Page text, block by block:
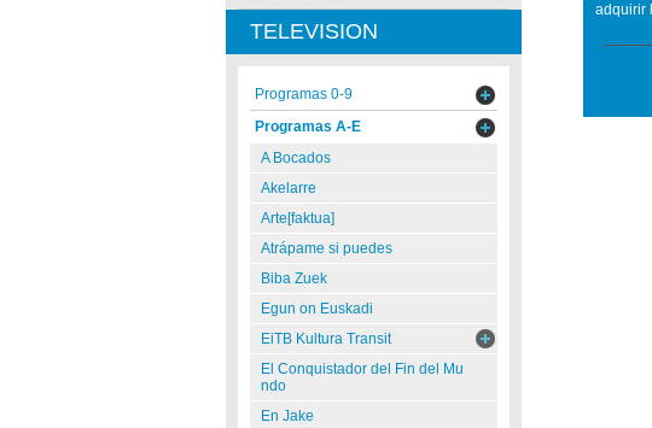
adquirir
TELEVISION
Programas 0-9
Programas A-E
A Bocados
Akelarre
Arte[faktua]
Atrápame si puedes
Biba Zuek
Egun on Euskadi
EiTB Kultura Transit
El Conquistador del Fin del Mu
ndo
En Jake